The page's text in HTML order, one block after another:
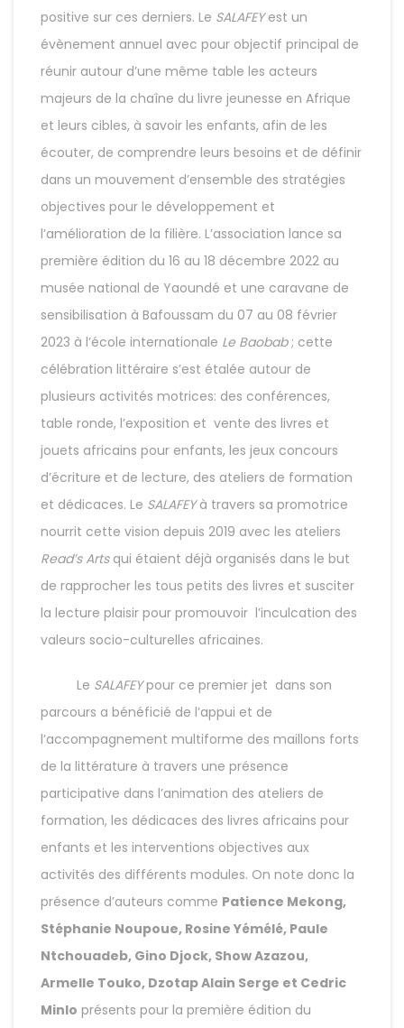
positive sur ces derniers. Le SALAFEYest un
évènement annuel avec pour objectif principal de
réunir autour d’une même table les acteurs
majeurs de la chaîne du livre jeunesse en Afrique
et leurs cibles, à savoir les enfants, afin de les
écouter, de comprendre leurs besoins et de définir
dans un mouvement d’ensemble des stratégies
objectives pour le développement et
l’amélioration de la filière. L’association lance sa
première édition du 16 au 18 décembre 2022 au
musée national de Yaoundé et une caravane de
sensibilisation à Bafoussam du 07 au 08 février
2023 à l’école internationale Le Baobab; cette
célébration littéraire s’est étalée autour de
plusieurs activités motrices: des conférences,
table ronde, l’exposition et vente des livres et
jouets africains pour enfants, les jeux concours
d’écriture et de lecture, des ateliers de formation
et dédicaces. Le SALAFEYà travers sa promotrice
nourrit cette vision depuis 2019 avec les ateliers
Read’s Artsqui étaient déjà organisés dans le but
de rapprocher les tous petits des livres et susciter
la lecture plaisir pour promouvoir l’inculcation des
valeurs socio-culturelles africaines.
Le SALAFEYpour ce premier jet dans son
parcours a bénéficié de l’appui et de
l’accompagnement multiforme des maillons forts
de la littérature à travers une présence
participative dans l’animation des ateliers de
formation, les dédicaces des livres africains pour
enfants et les interventions objectives aux
activités des différents modules. On note donc la
présence d’auteurs comme Patience Mekong,
Stéphanie Noupoue, Rosine Yémélé, Paule
Ntchouadeb, Gino Djock, Show Azazou,
Armelle Touko, Dzotap Alain Serge et Cedric
Minlo présents pour la première édition du